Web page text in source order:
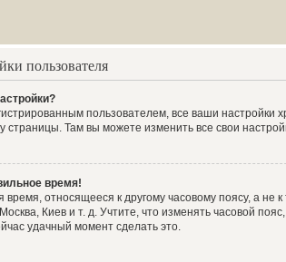
пользователя
пользователем, все ваши
страницы. Там вы можете изменить все свои
время!
относящееся к другому часовому поясу, а не
Киев и т. д. Учтите, что изменять часовой
удачный момент сделать это.